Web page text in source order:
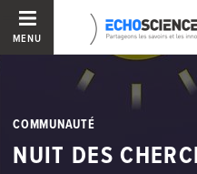
MENU
COMMUNAUTÉ
NUIT DES